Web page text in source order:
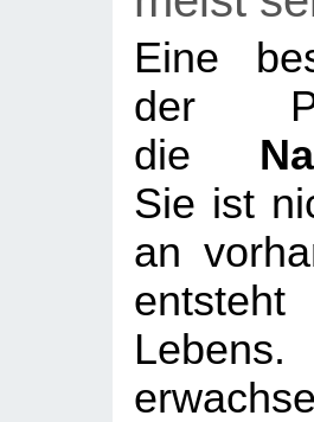
Eine
der
die
Sie ist
an